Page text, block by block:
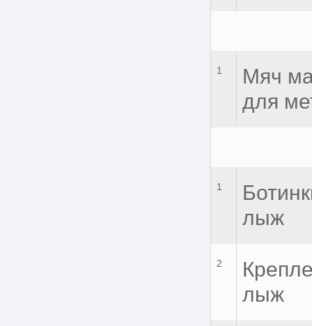
1
Мяч
для
1
лыж
2
лыж